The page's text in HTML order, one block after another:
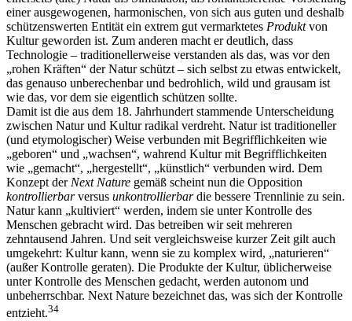
einer ausgewogenen, harmonischen, von sich aus guten und deshalb
schützenswerten Entität ein extrem gut vermarktetes Produktvon
Kultur geworden ist. Zum anderen macht er deutlich, dass
Technologie – traditionellerweise verstanden als das, was vor den
„rohen Kräften“ der Natur schützt – sich selbst zu etwas entwickelt,
das genauso unberechenbar und bedrohlich, wild und grausam ist
wie das, vor dem sie eigentlich schützen sollte.
Damit ist die aus dem 18. Jahrhundert stammende Unterscheidung
zwischen Natur und Kultur radikal verdreht. Natur ist traditioneller
(und etymologischer) Weise verbunden mit Begrifflichkeiten wie
„geboren“ und „wachsen“, wahrend Kultur mit Begrifflichkeiten
wie „gemacht“, „hergestellt“, „künstlich“ verbunden wird. Dem
Konzept derNext Nature gemäß scheint nun die Opposition
kontrollierbarversus unkontrollierbardie bessere Trennlinie zu sein.
Natur kann „kultiviert“ werden, indem sie unter Kontrolle des
Menschen gebracht wird. Das betreiben wir seit mehreren
zehntausend Jahren. Und seit vergleichsweise kurzer Zeit gilt auch
umgekehrt: Kultur kann, wenn sie zu komplex wird, „naturieren“
(außer Kontrolle geraten). Die Produkte der Kultur, üblicherweise
unter Kontrolle des Menschen gedacht, werden autonom und
unbeherrschbar. Next Nature bezeichnet das, was sich der Kontrolle
entzieht.34